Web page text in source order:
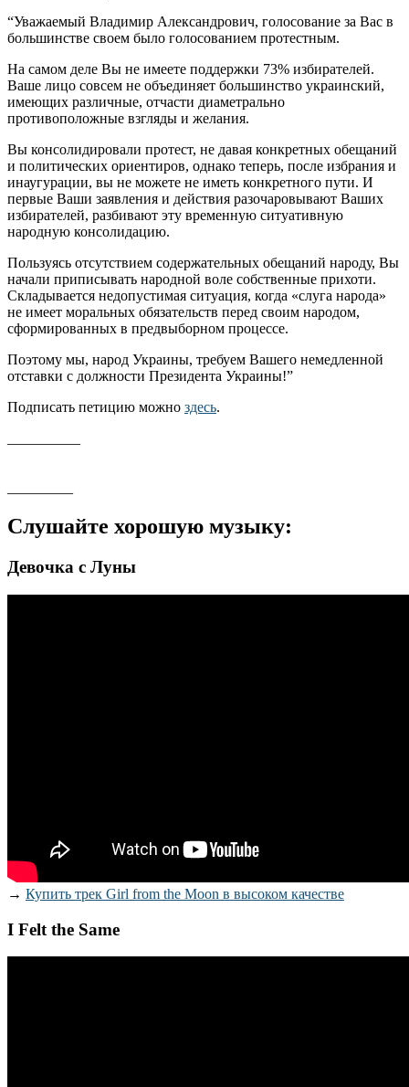
“Уважаемый Владимир Александрович, голосование за Вас в
большинстве своем было голосованием протестным.
На самом деле Вы не имеете поддержки 73% избирателей.
Ваше лицо совсем не объединяет большинство украинский,
имеющих различные, отчасти диаметрально
противоположные взгляды и желания.
Вы консолидировали протест, не давая конкретных обещаний
и политических ориентиров, однако теперь, после избрания и
инаугурации, вы не можете не иметь конкретного пути. И
первые Ваши заявления и действия разочаровывают Ваших
избирателей, разбивают эту временную ситуативную
народную консолидацию.
Пользуясь отсутствием содержательных обещаний народу, Вы
начали приписывать народной воле собственные прихоти.
Складывается недопустимая ситуация, когда «слуга народа»
не имеет моральных обязательств перед своим народом,
сформированных в предвыборном процессе.
Поэтому мы, народ Украины, требуем Вашего немедленной
отставки с должности Президента Украины!”
Подписать петицию можно здесь.
Слушайте хорошую музыку:
Девочка с Луны
→ Купить трек Girl from the Moon в высоком качестве
I Felt the Same